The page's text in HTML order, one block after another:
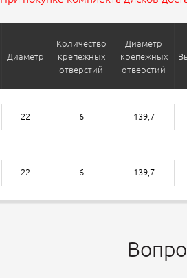
Диаметр
Количество
крепежных
отверстий
Диаметр
крепежных
отверстий
22 6 139,7
22 6 139,7